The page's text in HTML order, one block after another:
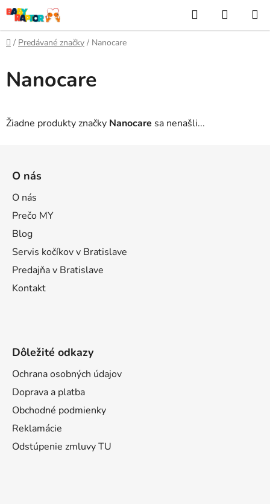
Prejsť
na
obsah
Hľadať
KOŠÍK
Domov
/ Predávané značky / Nanocare
Nanocare
Žiadne produkty značky Nanocare sa nenašli...
O nás
O nás
Prečo MY
Blog
Servis kočíkov v Bratislave
Predajňa v Bratislave
Kontakt
Dôležité odkazy
Ochrana osobných údajov
Doprava a platba
Obchodné podmienky
Reklamácie
Odstúpenie zmluvy TU